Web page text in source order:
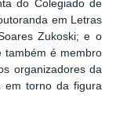
do Colegiado de
em Letras
Zukoski; e o
também é membro
organizadores da
em torno da figura